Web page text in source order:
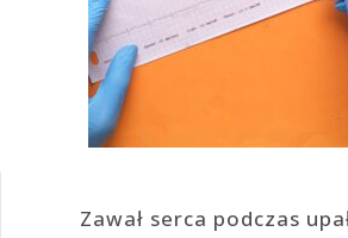
Zawał serca podczas